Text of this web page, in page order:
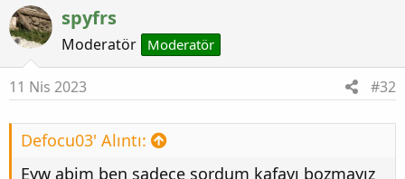
spyfrs
Moderatör Moderatör
11 Nis 2023 #32
Defocu03' Alıntı:
Eyw abim ben sadece sordum kafayı bozmayız